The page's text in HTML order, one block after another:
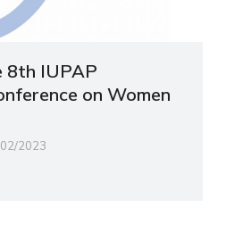
8th IUPAP
on Women
2023